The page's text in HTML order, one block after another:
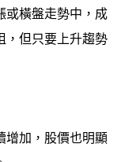
或橫盤走勢中，成
，但只要上升趨勢
增加，股價也明顯